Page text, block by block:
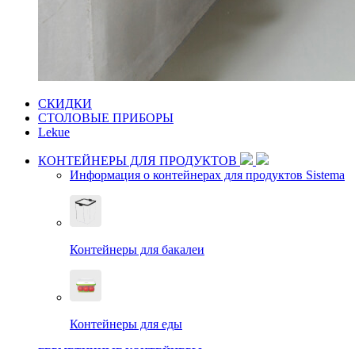
СКИДКИ
СТОЛОВЫЕ ПРИБОРЫ
Lekue
КОНТЕЙНЕРЫ ДЛЯ ПРОДУКТОВ
Информация о контейнерах для продуктов Sistema
Контейнеры для бакалеи
Контейнеры для еды